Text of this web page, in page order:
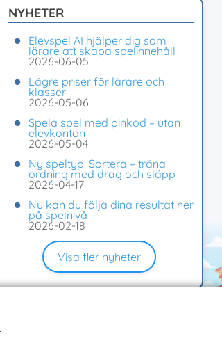
NYHETER
Elevspel AI hjälper dig som
lärare att skapa spelinnehåll
2026-06-05
Lägre priser för lärare och
klasser
2026-05-06
Spela spel med pinkod – utan
elevkonton
2026-05-04
Ny speltyp: Sortera – träna
ordning med drag och släpp
2026-04-17
Nu kan du följa dina resultat ner
på spelnivå
2026-02-18
Visa fler nyheter